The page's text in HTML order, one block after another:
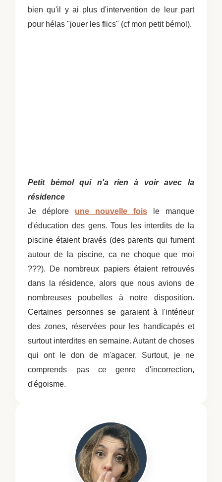
bien qu'il y ai plus d'intervention de leur part
pour hélas "jouer les flics" (cf mon petit bémol).
Petit bémol qui n'a rien à voir avec la
résidence
Je déplore une nouvelle foisle manque
d'éducation des gens. Tous les interdits de la
piscine étaient bravés (des parents qui fument
autour de la piscine, ca ne choque que moi
???). De nombreux papiers étaient retrouvés
dans la résidence, alors que nous avions de
nombreuses poubelles à notre disposition.
Certaines personnes se garaient à l'intérieur
des zones, réservées pour les handicapés et
surtout interdites en semaine. Autant de choses
qui ont le don de m'agacer. Surtout, je ne
comprends pas ce genre d'incorrection,
d'égoisme.